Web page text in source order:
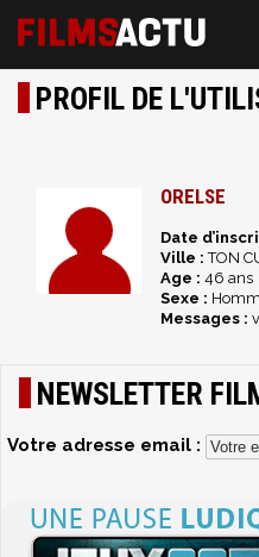
PROFIL DE
ORELSE
Date
Ville :TON
Age : 46 ans
Sexe :
Messages :
NEWSLETTER
Votre adresse email :